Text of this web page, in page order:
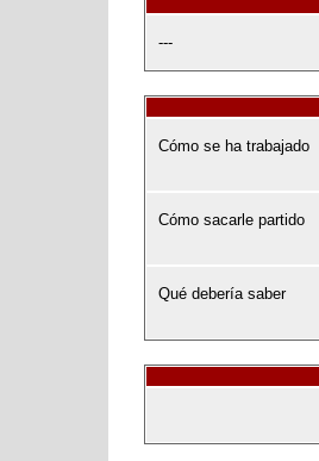
---
Cómo se ha trabajado
Cómo sacarle partido
Qué debería saber